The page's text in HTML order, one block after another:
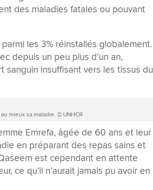
des maladies fatales ou pouvant
les 3% réinstallés globalement.
depuis un peu plus d’un an,
insuffisant vers les tissus du
mieux sa maladie. © UNHCR
Emrefa, âgée de 60 ans et leur
en préparant des repas sains et
est cependant en attente
ce qu’il n’aurait jamais pu avoir en